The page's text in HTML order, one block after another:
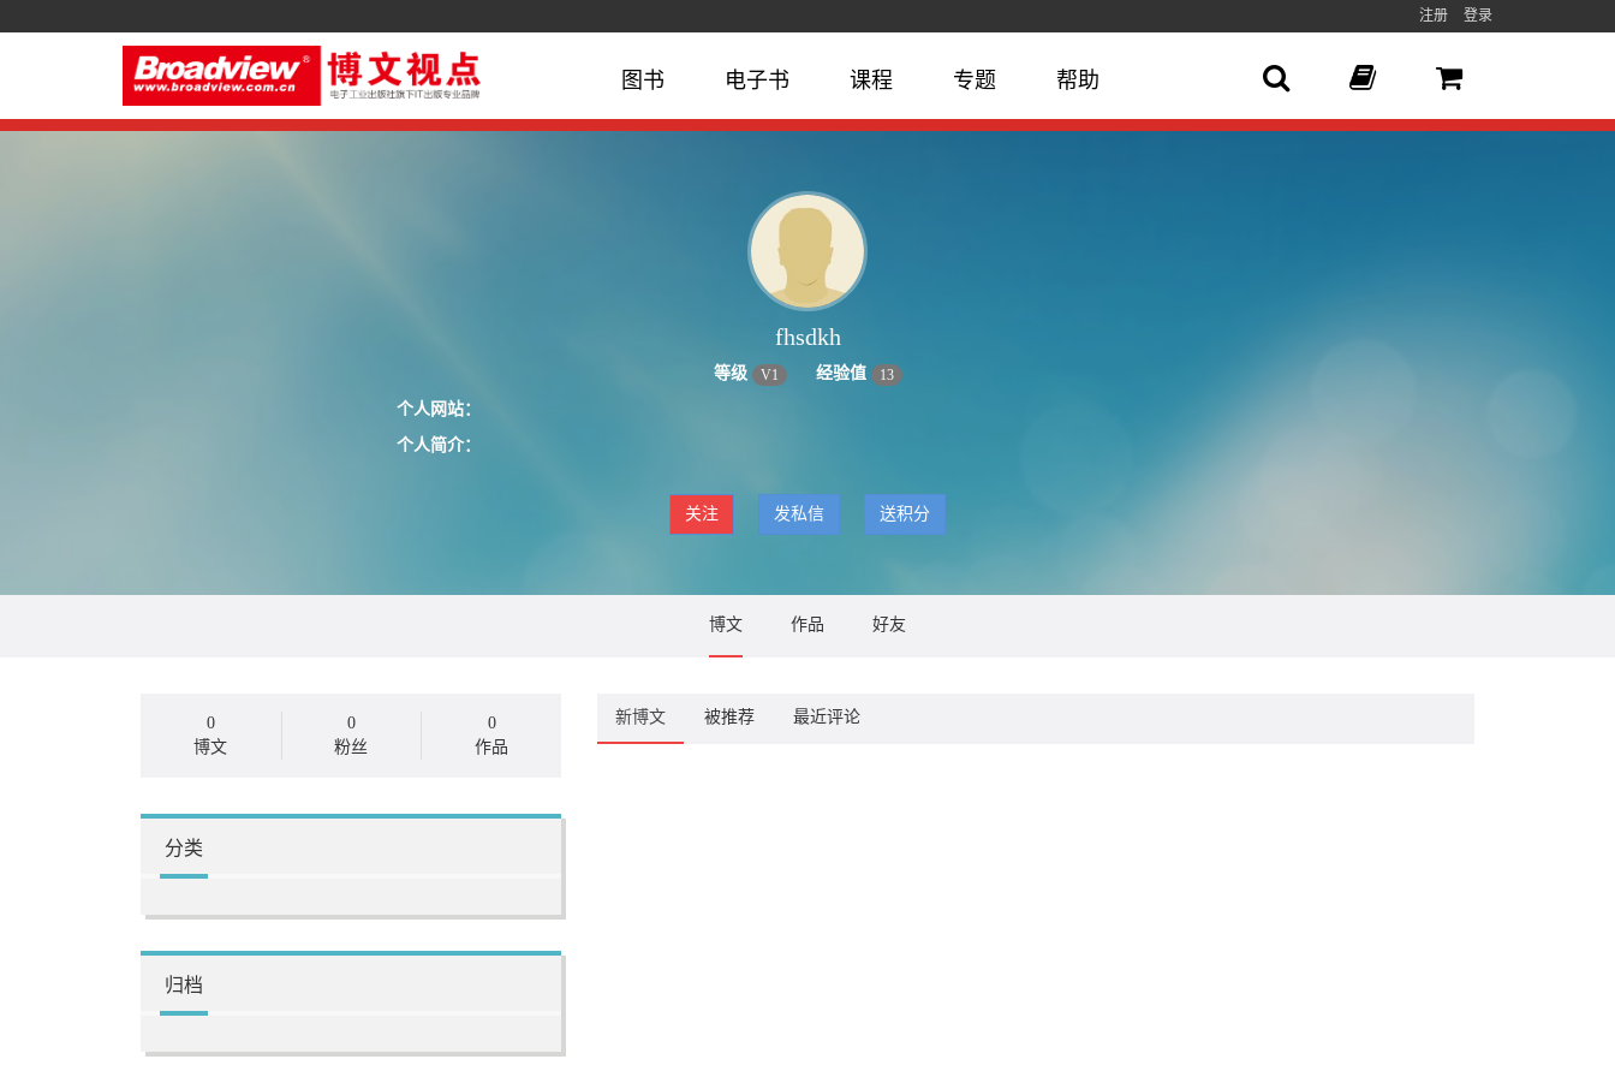
注册 登录
图书 电子书 课程 专题 帮助
fhsdkh
等级 V1 经验值 13
个人网站：
个人简介：
关注 发私信 送积分
博文 作品 好友
0
博文
0
粉丝
0
作品
分类
归档
新博文 被推荐 最近评论